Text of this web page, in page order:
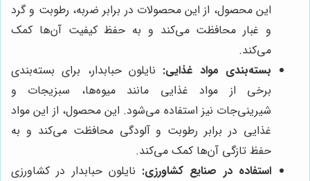
این محصول، از این محصولات در برابر ضربه، رطوبت و گرد
و غبار محافظت می‌کند و به حفظ کیفیت آن‌ها کمک
می‌کند.
بسته‌بندی مواد غذایی: نایلون حبابدار، برای بسته‌بندی
برخی از مواد غذایی مانند میوه‌ها، سبزیجات و
شیرینی‌جات نیز استفاده می‌شود. این محصول، از این مواد
غذایی در برابر رطوبت و آلودگی محافظت می‌کند و به
حفظ تازگی آن‌ها کمک می‌کند.
استفاده در صنایع کشاورزی: نایلون حبابدار در کشاورزی